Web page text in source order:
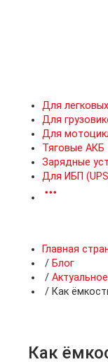
Для
Для
Для
Тяговые АКБ
Зарядные
Для ИБП
Главная
/ Блог
/
/ Как
Как